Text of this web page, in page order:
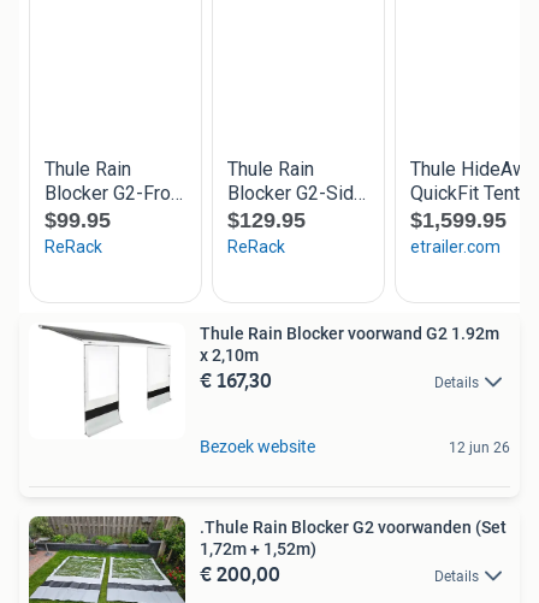
Thule Rain Blocker voorwand G2 1.92m
x 2,10m
€ 167,30 Details
Bezoek website 12 jun 26
.Thule Rain Blocker G2 voorwanden (Set
1,72m + 1,52m)
€ 200,00 Details